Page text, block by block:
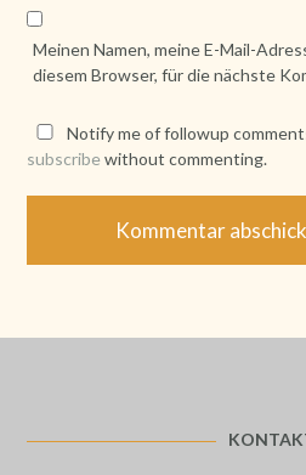
Meinen Namen, meine E-Mail-
diesem Browser, für die nächste
Notify me of followup
subscribe without commenting.